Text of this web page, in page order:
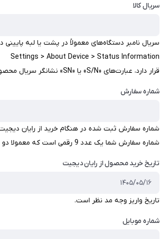
سریال کالا
سریال نامبر دستگاه‌های معمولاً در پشت یا لبه
Settings > About Device > Status Information
قرار دارد، عبارت‌های «S/N» یا «SN» نشانگر سریال محصولات هستند.
شماره سفارش
شماره سفارش ثبت شده در هنگام خرید از رایان دیجیت
شماره سفارش شما یک عدد 9 رقمی است که معمولا دو رقم اول آن 15 یا 16 یا 17 می باشد.
تاریخ خرید محصول از رایان دیجیت
تاریخ واریز وجه مد نظر است.
شماره موبایل